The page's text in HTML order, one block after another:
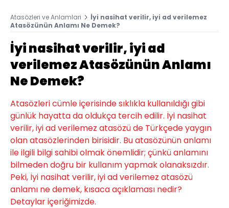
Atasözleri ve Anlamlari
İyi nasihat verilir, iyi ad verilemez
Atasözünün Anlamı Ne Demek?
İyi nasihat verilir, iyi ad
verilemez Atasözünün Anlamı
Ne Demek?
Atasözleri cümle içerisinde sıklıkla kullanıldığı gibi
günlük hayatta da oldukça tercih edilir. İyi nasihat
verilir, iyi ad verilemez atasözü de Türkçede yaygın
olan atasözlerinden birisidir. Bu atasözünün anlamı
ile ilgili bilgi sahibi olmak önemlidir; çünkü anlamını
bilmeden doğru bir kullanım yapmak olanaksızdır.
Peki, İyi nasihat verilir, iyi ad verilemez atasözü
anlamı ne demek, kısaca açıklaması nedir?
Detaylar içeriğimizde.